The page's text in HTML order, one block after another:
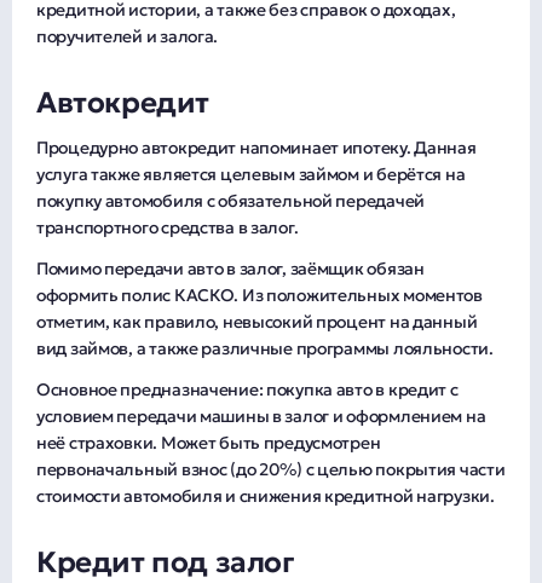
кредитной истории, а также без справок о доходах,
поручителей и залога.
Автокредит
Процедурно автокредит напоминает ипотеку. Данная
услуга также является целевым займом и берётся на
покупку автомобиля с обязательной передачей
транспортного средства в залог.
Помимо передачи авто в залог, заёмщик обязан
оформить полис КАСКО. Из положительных моментов
отметим, как правило, невысокий процент на данный
вид займов, а также различные программы лояльности.
Основное предназначение: покупка авто в кредит с
условием передачи машины в залог и оформлением на
неё страховки. Может быть предусмотрен
первоначальный взнос (до 20%) с целью покрытия части
стоимости автомобиля и снижения кредитной нагрузки.
Кредит под залог